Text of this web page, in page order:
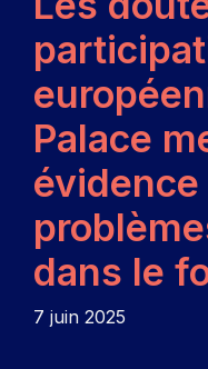
Palace
évidence
dans le
7 juin 2025